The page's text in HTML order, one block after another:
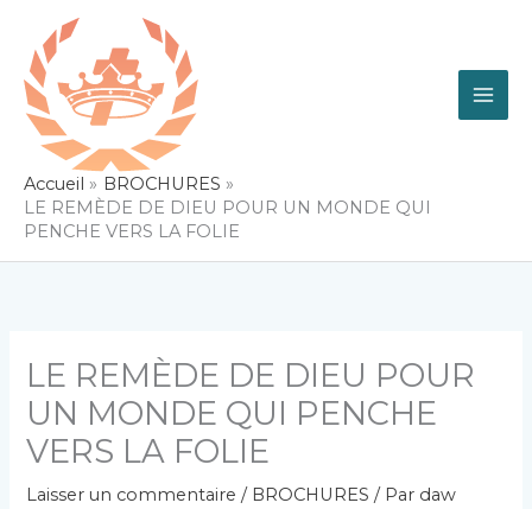
contenu
Accueil
BROCHURES
LE REMÈDE DE DIEU POUR UN MONDE QUI
PENCHE VERS LA FOLIE
LE REMÈDE DE DIEU POUR
UN MONDE QUI PENCHE
VERS LA FOLIE
Laisser un commentaire / BROCHURES / Par daw